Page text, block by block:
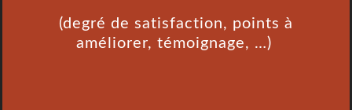
(degré de satisfaction, points à
améliorer, témoignage, …)